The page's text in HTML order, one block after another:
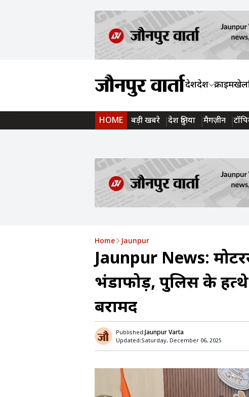
देशप्रदेश क्राइमखेल
HOME बड़ी खबरे देश दुनिया मैगज़ीन
Home Jaunpur
Jaunpur News:
भंडाफोड़, पुलिस के
बरामद
Published:Jaunpur Varta
Updated:Saturday, December 06, 2025